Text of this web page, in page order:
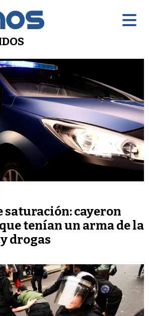
saturación: cayeron
tenían un arma de la
drogas